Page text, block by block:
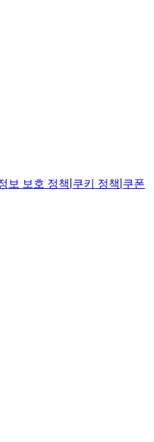
보 보호 정책 쿠키 정책 쿠폰